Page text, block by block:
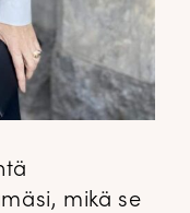
mikä se